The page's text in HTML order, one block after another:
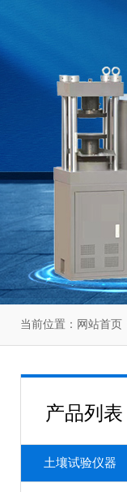
当前位置： 网站首页
产品列表
土壤试验仪器